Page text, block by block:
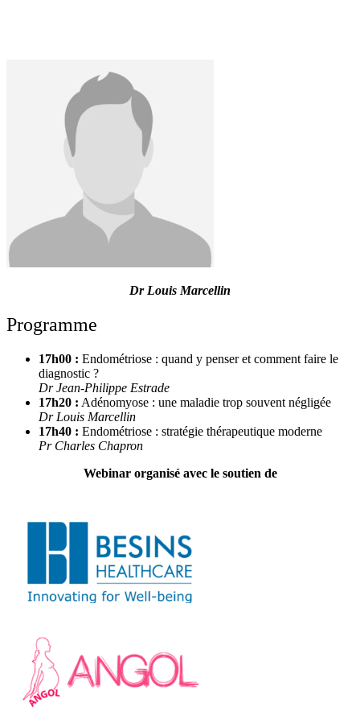
Dr Louis Marcellin
Programme
17h00 : Endométriose : quand y penser et comment faire le
diagnostic ?
Dr Jean-Philippe Estrade
17h20 : Adénomyose : une maladie trop souvent négligée
Dr Louis Marcellin
17h40 : Endométriose : stratégie thérapeutique moderne
Pr Charles Chapron
Webinar organisé avec le soutien de